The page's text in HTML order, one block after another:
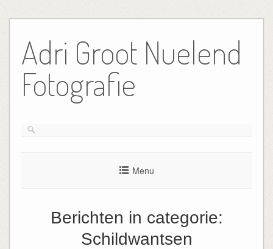
de
inhoud
Adri Groot Nuelend
Fotografie
Menu
Berichten in categorie:
Schildwantsen